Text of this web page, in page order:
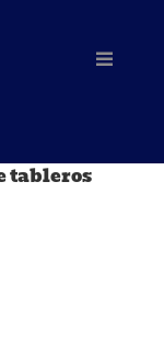
tableros